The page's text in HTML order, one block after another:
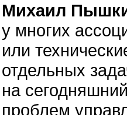
Михаил
у многих
или
отдельных
на
проблем